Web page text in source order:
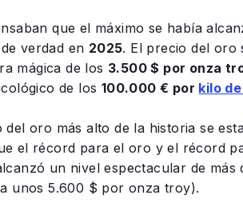
que el máximo se había
verdad en 2025. El precio del oro
mágica de los 3.500 $ por onza
de los 100.000 € por kilo
oro más alto de la historia se
el récord para el oro y el récord
un nivel espectacular de más
unos 5.600 $ por onza troy).